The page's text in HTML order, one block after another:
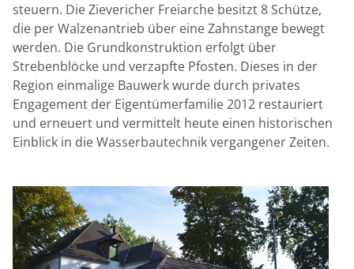
steuern. Die Zievericher Freiarche besitzt 8 Schütze,
die per Walzenantrieb über eine Zahnstange bewegt
werden. Die Grundkonstruktion erfolgt über
Strebenblöcke und verzapfte Pfosten. Dieses in der
Region einmalige Bauwerk wurde durch privates
Engagement der Eigentümerfamilie 2012 restauriert
und erneuert und vermittelt heute einen historischen
Einblick in die Wasserbautechnik vergangener Zeiten.